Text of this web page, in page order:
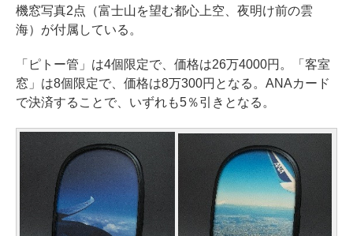
機窓写真2点（富士山を望む都心上空、夜明け前の雲
海）が付属している。
「ピトー管」は4個限定で、価格は26万4000円。「客室
窓」は8個限定で、価格は8万300円となる。ANAカード
で決済することで、いずれも5％引きとなる。